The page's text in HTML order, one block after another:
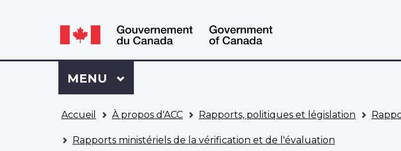
Language
switcher
Language
switcher
Se
connecter
à
Dossier
ACC
Menu
MENU PRINCIPAL
Accueil À propos d'ACC Rapports, politiques et législation
Rapports ministériels de la vérification et de l'évaluation